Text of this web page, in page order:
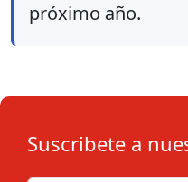
próximo año.
Suscribete a